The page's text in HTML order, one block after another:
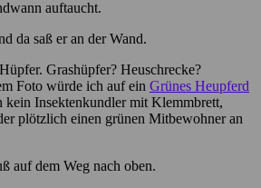
auftaucht.
da saß er an der Wand.
Grashüpfer? Heuschrecke?
Foto würde ich auf ein Grünes Heupferd
kein Insektenkundler mit Klemmbrett,
plötzlich einen grünen Mitbewohner an
auf dem Weg nach oben.